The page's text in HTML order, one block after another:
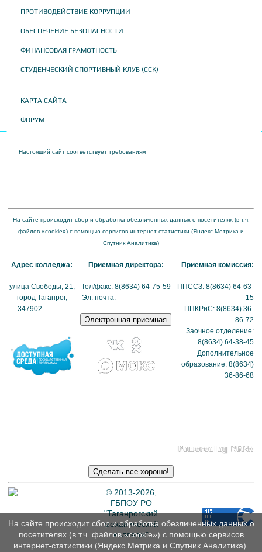
ПРОТИВОДЕЙСТВИЕ КОРРУПЦИИ
ОБЕСПЕЧЕНИЕ БЕЗОПАСНОСТИ
ФИНАНСОВАЯ ГРАМОТНОСТЬ
СТУДЕНЧЕСКИЙ СПОРТИВНЫЙ КЛУБ (ССК)
КАРТА САЙТА
ФОРУМ
Настоящий сайт соответствует требованиям
На сайте происходит сбор и обработка обезличенных данных о посетителях (в т.ч.
файлов «cookie») с помощью сервисов интернет-статистики (Яндекс Метрика и
Спутник Аналитика)
Адрес колледжа:
улица Свободы, 21,
город Таганрог,
347902
Приемная директора:
Тел/факс: 8(8634) 64-75-59
Эл. почта:
Приемная комиссия:
ППССЗ: 8(8634) 64-63-
15
ППКРиС: 8(8634) 36-
86-72
Заочное отделение:
8(8634) 64-38-45
Дополнительное
образование: 8(8634)
36-86-68
© 2013-2026,
ГБПОУ РО
"Таганрогский
механический
колледж"
На сайте происходит сбор и обработка обезличенных данных о
посетителях (в т.ч. файлов «cookie») с помощью сервисов
интернет-статистики (Яндекс Метрика и Спутник Аналитика).